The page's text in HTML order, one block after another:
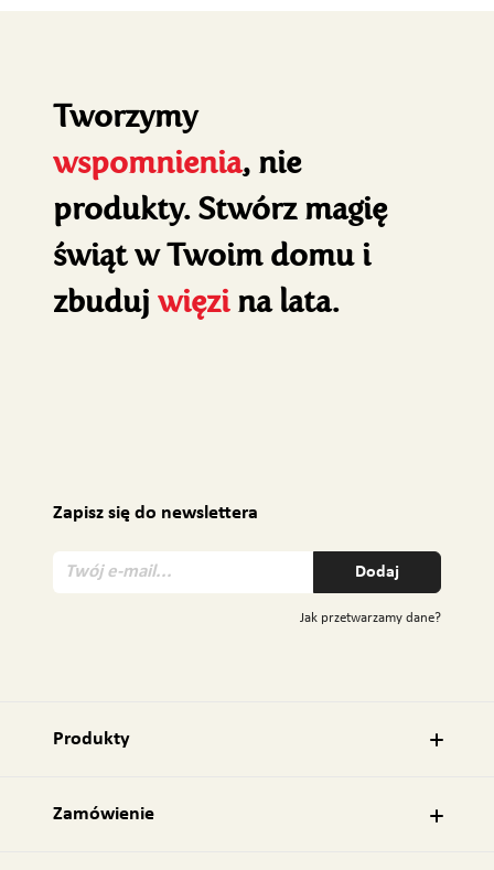
Tworzymy
wspomnienia, nie
produkty. Stwórz magię
świąt w Twoim domu i
zbuduj więzina lata.
Zapisz się do newslettera
Dodaj
Jak przetwarzamy dane?
Produkty
Zamówienie